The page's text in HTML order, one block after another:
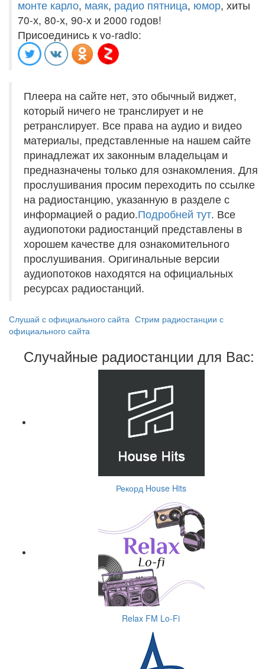
монте карло, маяк, радио пятница, юмор, хиты
70-х, 80-х, 90-х и 2000 годов!
Присоединись к vo-radio:
Плеера на сайте нет, это обычный виджет,
который ничего не транслирует и не
ретранслирует. Все права на аудио и видео
материалы, представленные на нашем сайте
принадлежат их законным владельцам и
предназначены только для ознакомления. Для
прослушивания просим переходить по ссылке
на радиостанцию, указанную в разделе с
информацией о радио.Подробней тут. Все
аудиопотоки радиостанций представлены в
хорошем качестве для ознакомительного
прослушивания. Оригинальные версии
аудиопотоков находятся на официальных
ресурсах радиостанций.
Слушай с официального сайта Стрим радиостанции с
официального сайта
Случайные радиостанции для Вас:
Рекорд House Hits
Relax FM Lo-Fi